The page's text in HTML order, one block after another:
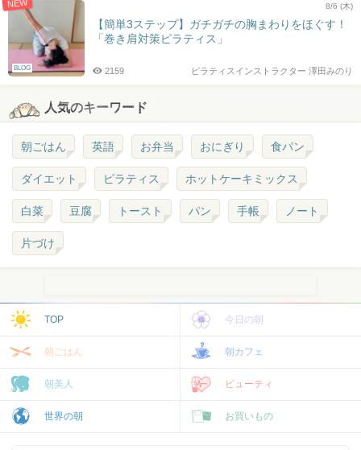
NEW
BLOG
8/6 (木)
【簡単3ステップ】ガチガチの胸まわりをほぐす！
「巻き肩対策ピラティス」
ピラティスインストラクター 澤田みのり
2159
人気のキーワード
朝ごはん 英語 お弁当 おにぎり 食パン
ダイエット ピラティス ホットケーキミックス
白菜 豆腐 トースト パン 手帳 ノート
片づけ
TOP 今日の朝
朝ごはん 朝カフェ
朝美人 ビューティ
世界の朝 お買いもの